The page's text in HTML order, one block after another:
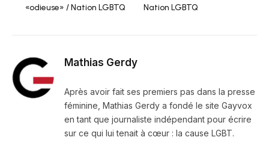
«odieuse» / ​​Nation LGBTQ
Nation LGBTQ
Mathias Gerdy
Après avoir fait ses premiers pas dans la presse
féminine, Mathias Gerdy a fondé le site Gayvox
en tant que journaliste indépendant pour écrire
sur ce qui lui tenait à cœur : la cause LGBT.